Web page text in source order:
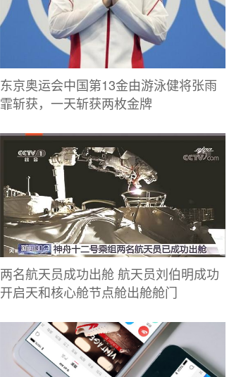
东京奥运会中国第13金由游泳健将张雨
霏斩获，一天斩获两枚金牌
两名航天员成功出舱 航天员刘伯明成功
开启天和核心舱节点舱出舱舱门